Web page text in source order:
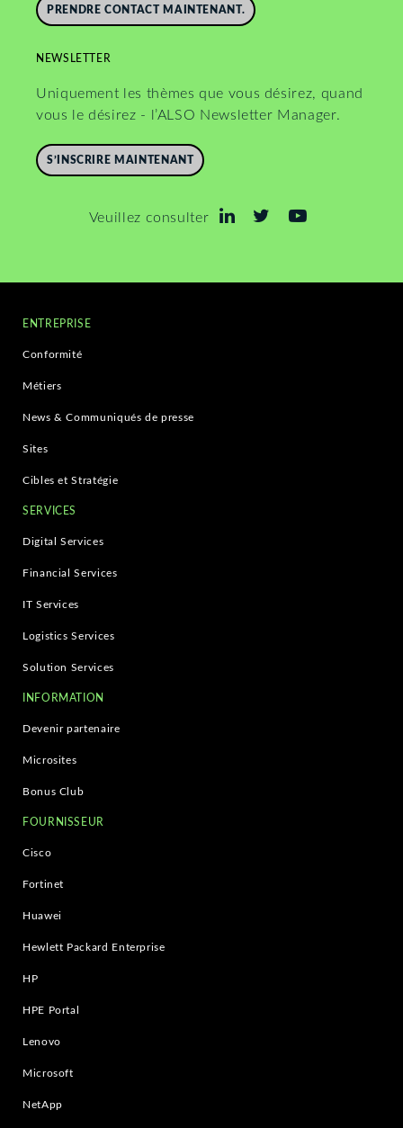
PRENDRE CONTACT MAINTENANT.
NEWSLETTER
Uniquement les thèmes que vous désirez, quand
vous le désirez - l’ALSO Newsletter Manager.
S’INSCRIRE MAINTENANT
Veuillez consulter
ENTREPRISE
Conformité
Métiers
News & Communiqués de presse
Sites
Cibles et Stratégie
SERVICES
Digital Services
Financial Services
IT Services
Logistics Services
Solution Services
INFORMATION
Devenir partenaire
Microsites
Bonus Club
FOURNISSEUR
Cisco
Fortinet
Huawei
Hewlett Packard Enterprise
HP
HPE Portal
Lenovo
Microsoft
NetApp